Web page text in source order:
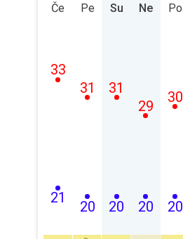
Če
21
33
Pe
20
31
Su
20
31
Ne
20
29
Po
20
30